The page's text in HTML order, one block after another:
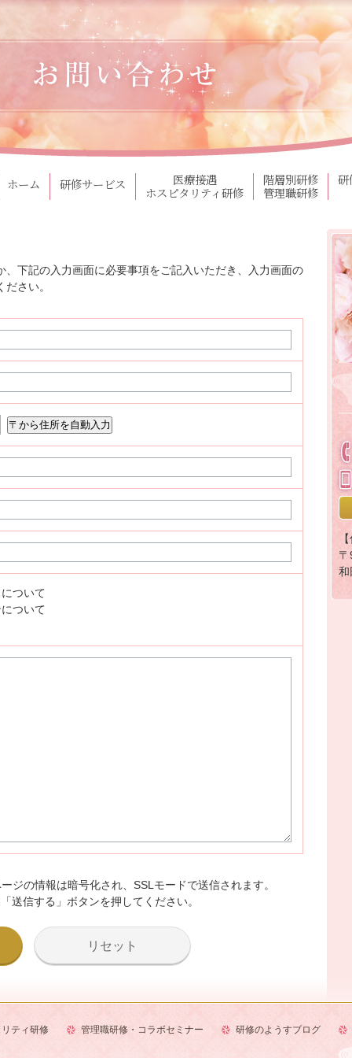
ホーム 研修サービス
医療接遇
ホスピタリティ研修
階層別研修
管理職研修
研
下記の入力画面に必要事項をご記入いただき、入力画面の
さい。
ついて
ついて
ジの情報は暗号化され、SSLモードで送信されます。
送信する」ボタンを押してください。
和
ティ研修 管理職研修・コラボセミナー 研修のようすブログ